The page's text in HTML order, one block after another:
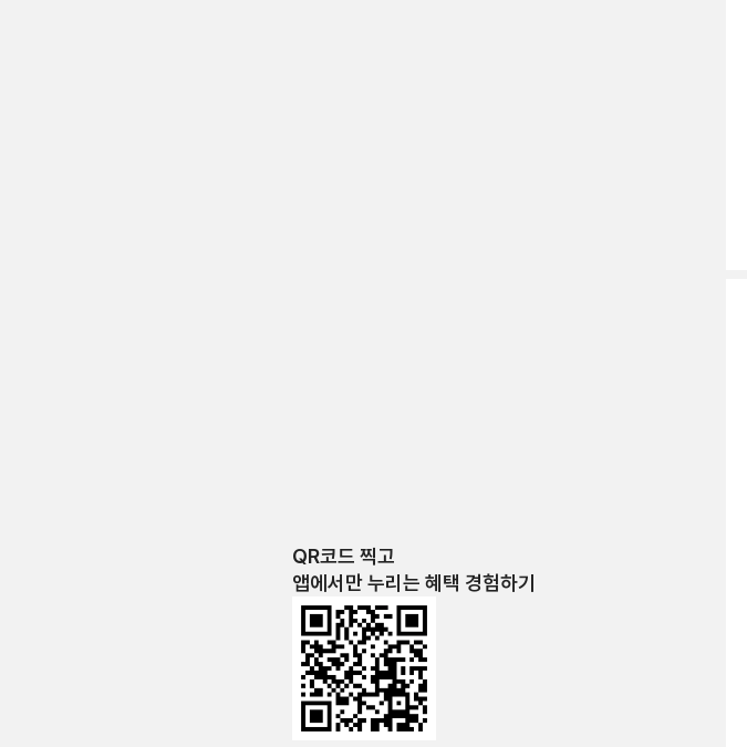
QR코드 찍고
앱에서만 누리는 혜택 경험하기